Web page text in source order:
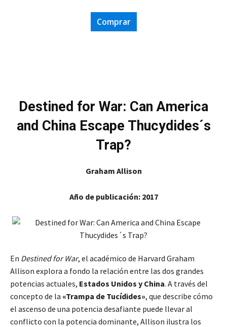
Comprar
Destined for War: Can America
and China Escape Thucydides´s
Trap?
Graham Allison
Año de publicación: 2017
En Destined for War, el académico de Harvard Graham
Allison explora a fondo la relación entre las dos grandes
potencias actuales, Estados Unidos y China. A través del
concepto de la «Trampa de Tucídides», que describe cómo
el ascenso de una potencia desafiante puede llevar al
conflicto con la potencia dominante, Allison ilustra los